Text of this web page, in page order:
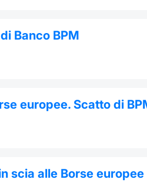
Banco BPM
europee. Scatto di
scia alle Borse europee